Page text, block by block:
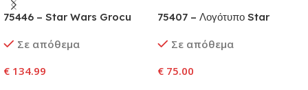
75446 – Star Wars Grocu
Σε απόθεμα
€ 134.99
75407 – Λογότυπο Star
Σε απόθεμα
€ 75.00